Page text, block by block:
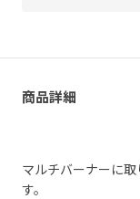
商品詳細
マルチバーナーに
す。